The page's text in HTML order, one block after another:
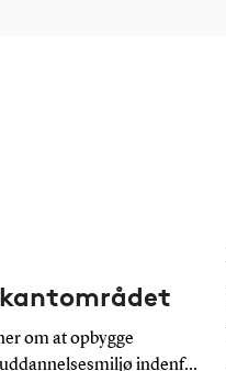
om at opbygge
indenfor